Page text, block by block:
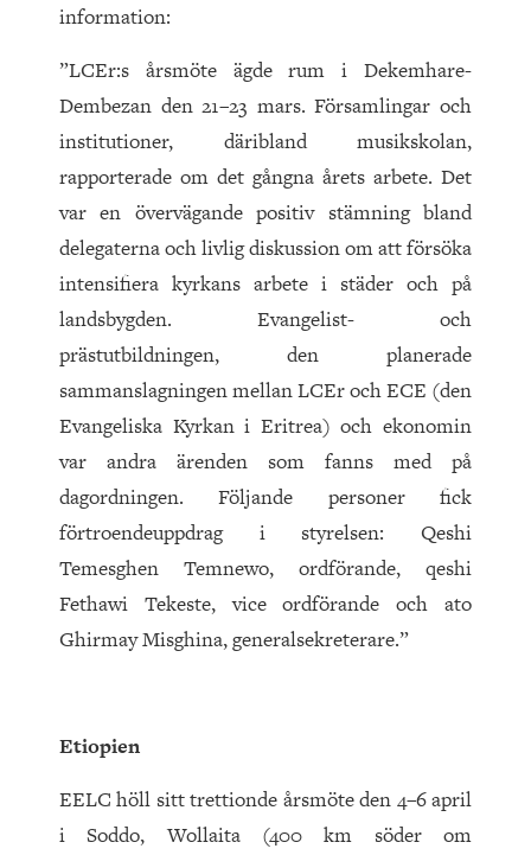
information:
”LCEr:s årsmöte ägde rum i Dekemhare-
Dembezan den 21–23 mars. Församlingar och
institutioner, däribland musikskolan,
rapporterade om det gångna årets arbete. Det
var en övervägande positiv stämning bland
delegaterna och livlig diskussion om att försöka
intensifiera kyrkans arbete i städer och på
landsbygden. Evangelist- och
prästutbildningen, den planerade
sammanslagningen mellan LCEr och ECE (den
Evangeliska Kyrkan i Eritrea) och ekonomin
var andra ärenden som fanns med på
dagordningen. Följande personer fick
förtroendeuppdrag i styrelsen: Qeshi
Temesghen Temnewo, ordförande, qeshi
Fethawi Tekeste, vice ordförande och ato
Ghirmay Misghina, generalsekreterare.”
Etiopien
EELC höll sitt trettionde årsmöte den 4–6 april
i Soddo, Wollaita (400 km söder om